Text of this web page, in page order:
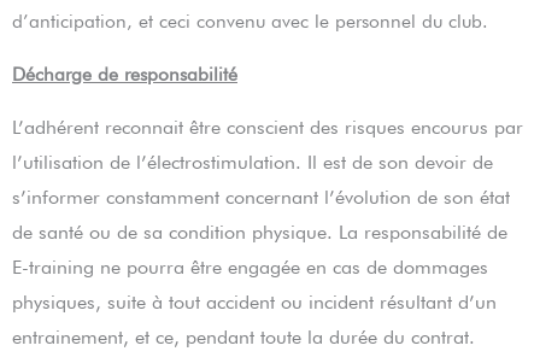
d’anticipation, et ceci convenu avec le personnel du club.
Décharge de responsabilité
L’adhérent reconnait être conscient des risques encourus par
l’utilisation de l’électrostimulation. Il est de son devoir de
s’informer constamment concernant l’évolution de son état
de santé ou de sa condition physique. La responsabilité de
E-training ne pourra être engagée en cas de dommages
physiques, suite à tout accident ou incident résultant d’un
entrainement, et ce, pendant toute la durée du contrat.